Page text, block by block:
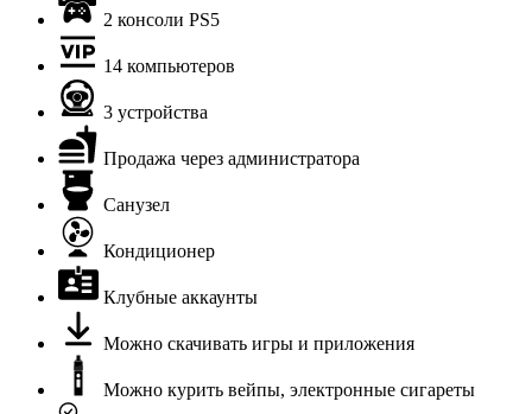
2 консоли PS5
14 компьютеров
3 устройства
Продажа через администратора
Санузел
Кондиционер
Клубные аккаунты
Можно скачивать игры и приложения
Можно курить вейпы, электронные сигареты